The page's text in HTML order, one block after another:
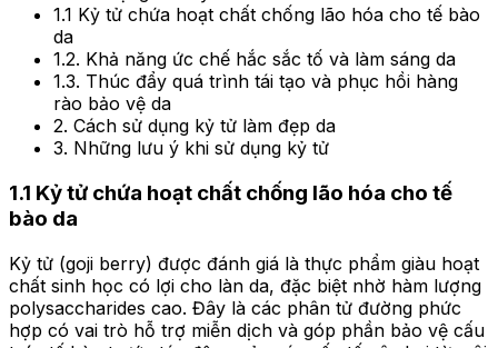
1.1 Kỷ tử chứa hoạt chất chống lão hóa cho tế bào
da
1.2. Khả năng ức chế hắc sắc tố và làm sáng da
1.3. Thúc đẩy quá trình tái tạo và phục hồi hàng
rào bảo vệ da
2. Cách sử dụng kỷ tử làm đẹp da
3. Những lưu ý khi sử dụng kỷ tử
1.1 Kỷ tử chứa hoạt chất chống lão hóa cho tế
bào da
Kỷ tử (goji berry) được đánh giá là thực phẩm giàu hoạt
chất sinh học có lợi cho làn da, đặc biệt nhờ hàm lượng
polysaccharides cao. Đây là các phân tử đường phức
hợp có vai trò hỗ trợ miễn dịch và góp phần bảo vệ cấu